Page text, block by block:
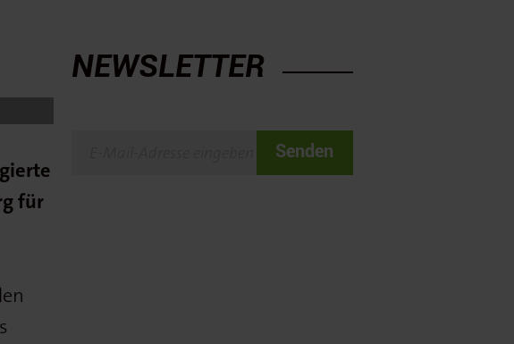
für
NEWSLETTER
Senden